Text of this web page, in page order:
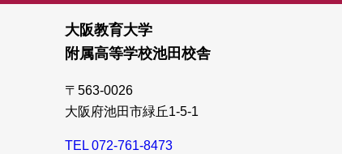
大阪教育大学
附属高等学校池田校舎
〒563-0026
大阪府池田市緑丘1-5-1
TEL 072-761-8473